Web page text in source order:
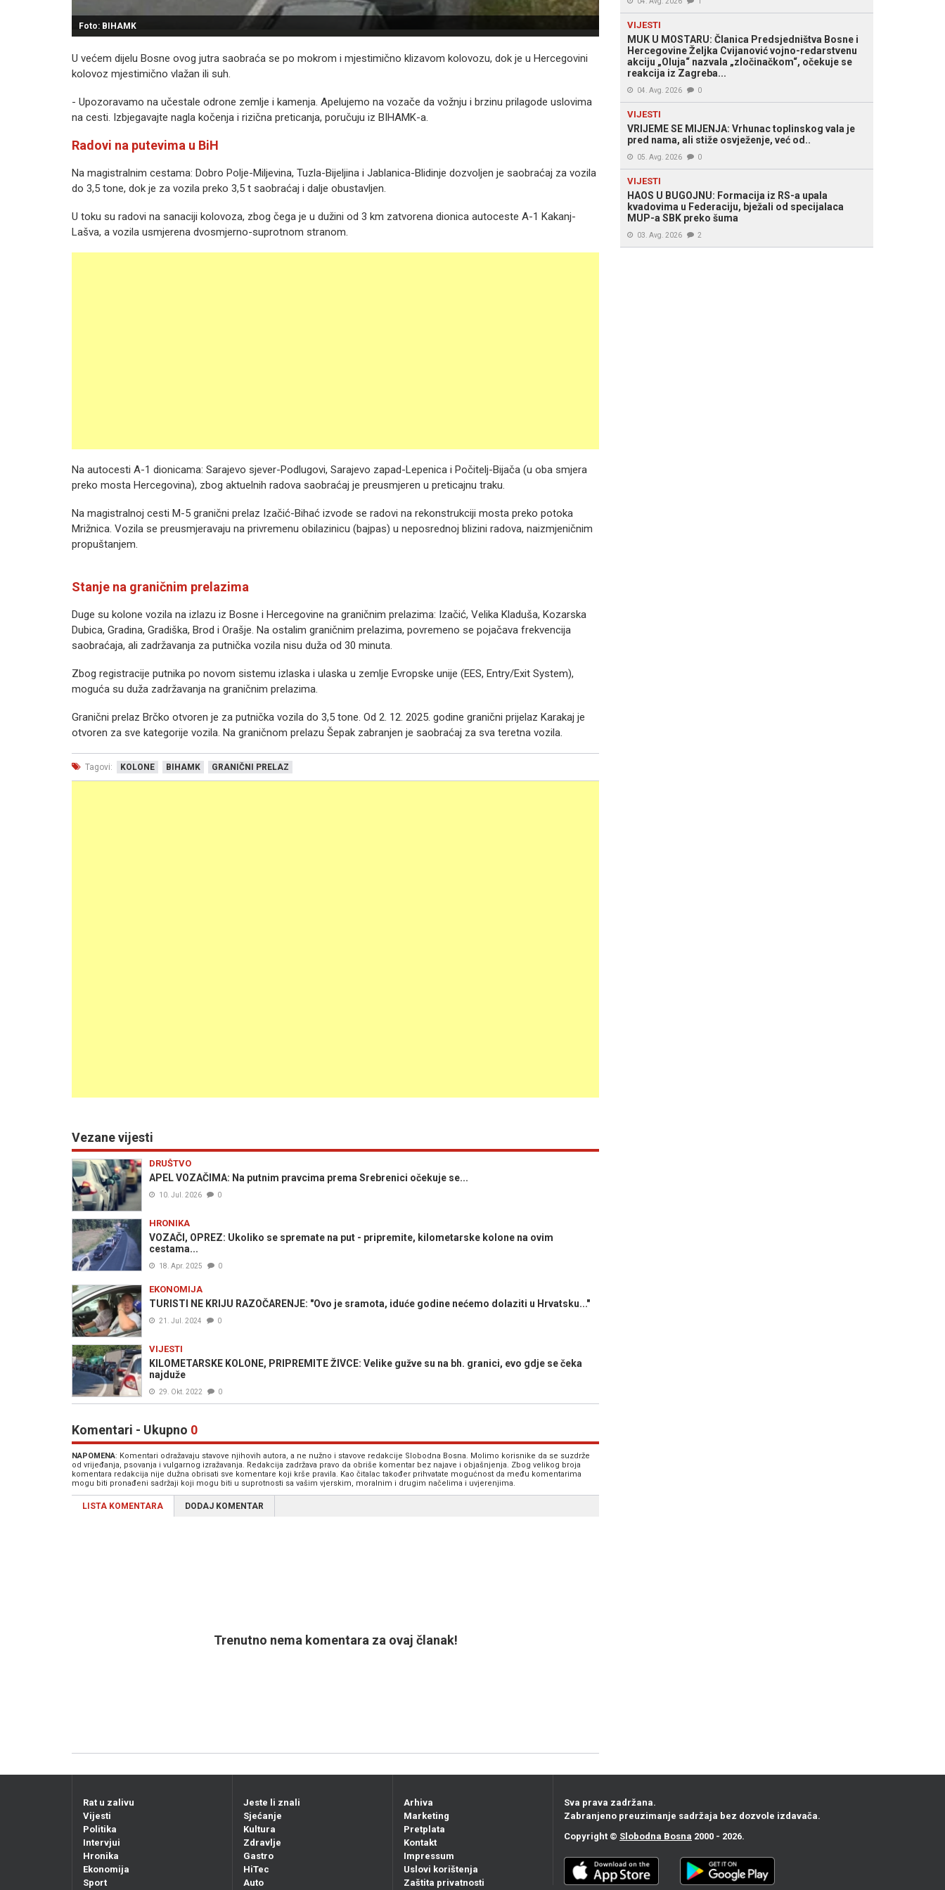
Foto: BIHAMK
U većem dijelu Bosne ovog jutra saobraća se po mokrom i mjestimično klizavom kolovozu, dok je u Hercegovini
kolovoz mjestimično vlažan ili suh.
- Upozoravamo na učestale odrone zemlje i kamenja. Apelujemo na vozače da vožnju i brzinu prilagode uslovima
na cesti. Izbjegavajte nagla kočenja i rizična preticanja, poručuju iz BIHAMK-a.
Radovi na putevima u BiH
Na magistralnim cestama: Dobro Polje-Miljevina, Tuzla-Bijeljina i Jablanica-Blidinje dozvoljen je saobraćaj za vozila
do 3,5 tone, dok je za vozila preko 3,5 t saobraćaj i dalje obustavljen.
U toku su radovi na sanaciji kolovoza, zbog čega je u dužini od 3 km zatvorena dionica autoceste A-1 Kakanj-
Lašva, a vozila usmjerena dvosmjerno-suprotnom stranom.
Na autocesti A-1 dionicama: Sarajevo sjever-Podlugovi, Sarajevo zapad-Lepenica i Počitelj-Bijača (u oba smjera
preko mosta Hercegovina), zbog aktuelnih radova saobraćaj je preusmjeren u preticajnu traku.
Na magistralnoj cesti M-5 granični prelaz Izačić-Bihać izvode se radovi na rekonstrukciji mosta preko potoka
Mrižnica. Vozila se preusmjeravaju na privremenu obilazinicu (bajpas) u neposrednoj blizini radova, naizmjeničnim
propuštanjem.
Stanje na graničnim prelazima
Duge su kolone vozila na izlazu iz Bosne i Hercegovine na graničnim prelazima: Izačić, Velika Kladuša, Kozarska
Dubica, Gradina, Gradiška, Brod i Orašje. Na ostalim graničnim prelazima, povremeno se pojačava frekvencija
saobraćaja, ali zadržavanja za putnička vozila nisu duža od 30 minuta.
Zbog registracije putnika po novom sistemu izlaska i ulaska u zemlje Evropske unije (EES, Entry/Exit System),
moguća su duža zadržavanja na graničnim prelazima.
Granični prelaz Brčko otvoren je za putnička vozila do 3,5 tone. Od 2. 12. 2025. godine granični prijelaz Karakaj je
otvoren za sve kategorije vozila. Na graničnom prelazu Šepak zabranjen je saobraćaj za sva teretna vozila.
Tagovi: KOLONE BIHAMK GRANIČNI PRELAZ
Vezane vijesti
DRUŠTVO
APEL VOZAČIMA: Na putnim pravcima prema Srebrenici očekuje se...
10. Jul. 2026 0
HRONIKA
VOZAČI, OPREZ: Ukoliko se spremate na put - pripremite, kilometarske kolone na ovim
cestama...
18. Apr. 2025 0
EKONOMIJA
TURISTI NE KRIJU RAZOČARENJE: "Ovo je sramota, iduće godine nećemo dolaziti u Hrvatsku..."
21. Jul. 2024 0
VIJESTI
KILOMETARSKE KOLONE, PRIPREMITE ŽIVCE: Velike gužve su na bh. granici, evo gdje se čeka
najduže
29. Okt. 2022 0
Komentari - Ukupno 0
NAPOMENA: Komentari odražavaju stavove njihovih autora, a ne nužno i stavove redakcije Slobodna Bosna. Molimo korisnike da se suzdrže
od vrijeđanja, psovanja i vulgarnog izražavanja. Redakcija zadržava pravo da obriše komentar bez najave i objašnjenja. Zbog velikog broja
komentara redakcija nije dužna obrisati sve komentare koji krše pravila. Kao čitalac također prihvatate mogućnost da među komentarima
mogu biti pronađeni sadržaji koji mogu biti u suprotnosti sa vašim vjerskim, moralnim i drugim načelima i uvjerenjima.
LISTA KOMENTARA DODAJ KOMENTAR
Trenutno nema komentara za ovaj članak!
VIJESTI
MUK U MOSTARU: Članica Predsjedništva Bosne i
Hercegovine Željka Cvijanović vojno-redarstvenu
akciju „Oluja“ nazvala „zločinačkom“, očekuje se
reakcija iz Zagreba...
04. Avg. 2026 0
VIJESTI
VRIJEME SE MIJENJA: Vrhunac toplinskog vala je
pred nama, ali stiže osvježenje, već od..
05. Avg. 2026 0
VIJESTI
HAOS U BUGOJNU: Formacija iz RS-a upala
kvadovima u Federaciju, bježali od specijalaca
MUP-a SBK preko šuma
03. Avg. 2026 2
Rat u zalivu
Vijesti
Politika
Intervjui
Hronika
Ekonomija
Sport
Jeste li znali
Sjećanje
Kultura
Zdravlje
Gastro
HiTec
Auto
Arhiva
Marketing
Pretplata
Kontakt
Impressum
Uslovi korištenja
Zaštita privatnosti
Sva prava zadržana.
Zabranjeno preuzimanje sadržaja bez dozvole izdavača.
Copyright © Slobodna Bosna 2000 - 2026.